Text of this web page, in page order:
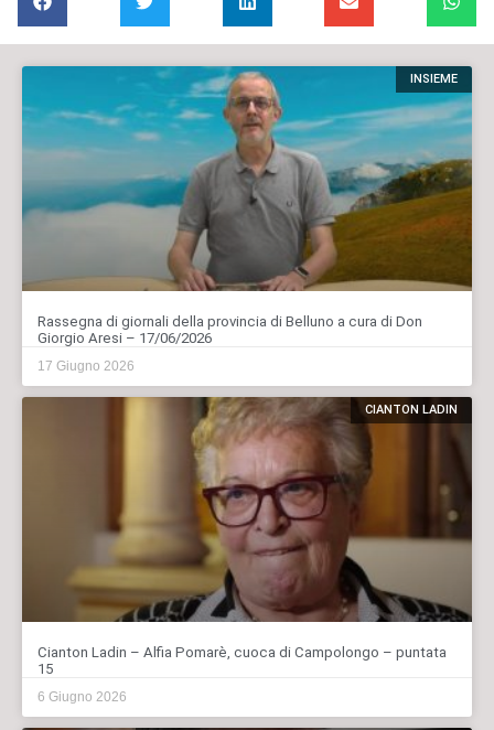
INSIEME
Rassegna di giornali della provincia di Belluno a cura di Don
Giorgio Aresi – 17/06/2026
17 Giugno 2026
CIANTON LADIN
Cianton Ladin – Alfia Pomarè, cuoca di Campolongo – puntata
15
6 Giugno 2026